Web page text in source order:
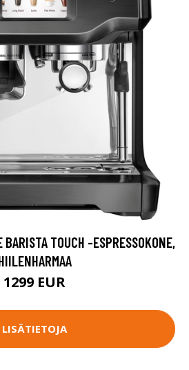
TOUCH -ESPRESSOKONE,
1299 EUR
LISÄTIETOJA